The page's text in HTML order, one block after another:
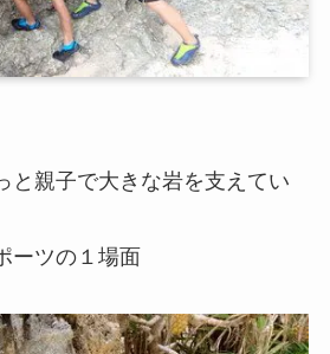
と親子で大きな岩を支えてい
ーツの１場面